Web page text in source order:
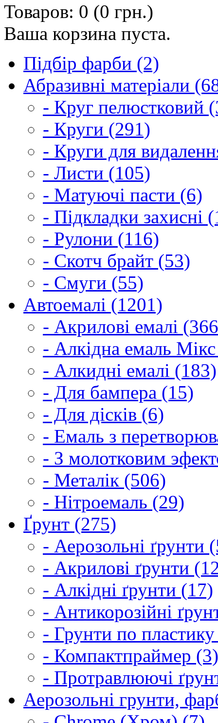
Товаров: 0 (0 грн.)
Ваша корзина пуста.
Підбір фарби (2)
Абразивні матеріали
- Круг пелюстковий
- Круги (291)
- Круги для
- Листи (105)
- Матуючі пасти (6)
- Підкладки захисні
- Рулони (116)
- Скотч брайт (53)
- Смуги (55)
Автоемалі (1201)
- Акрилові емалі
- Алкідна емаль
- Алкидні емалі (183)
- Для бампера (15)
- Для дісків (6)
- Емаль з
- З молотковим
- Металік (506)
- Нітроемаль (29)
Ґрунт (275)
- Аерозольні ґрунти
- Акрилові ґрунти
- Алкідні ґрунти (17)
- Антикорозійні
- Грунти по
- Компактпраймер (3)
- Протравлюючі
Аерозольні грунти,